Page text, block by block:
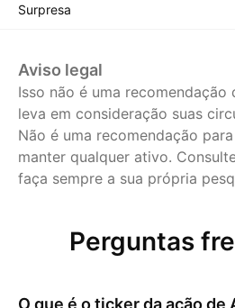
Surpresa
Aviso legal
Isso não é uma recomendação
leva em consideração suas
Não é uma recomendação
manter qualquer ativo.
faça sempre a sua própria
Perguntas
O que é o ticker da ação de